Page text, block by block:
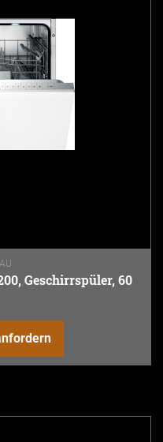
Geschirrspüler, 60